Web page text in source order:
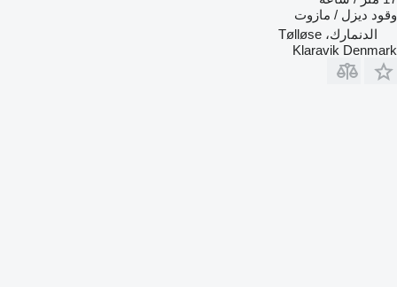
وقود ديزل / مازوت
الدنمارك، Tølløse
Klaravik Denmark